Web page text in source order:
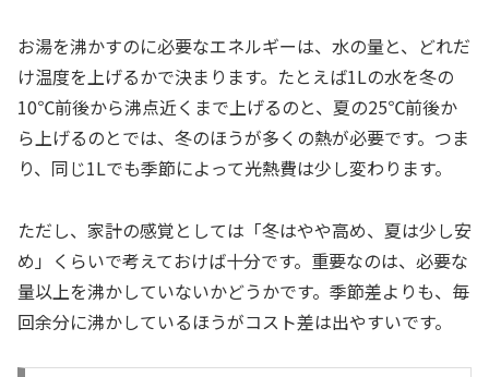
お湯を沸かすのに必要なエネルギーは、水の量と、どれだ
け温度を上げるかで決まります。たとえば1Lの水を冬の
10℃前後から沸点近くまで上げるのと、夏の25℃前後か
ら上げるのとでは、冬のほうが多くの熱が必要です。つま
り、同じ1Lでも季節によって光熱費は少し変わります。
ただし、家計の感覚としては「冬はやや高め、夏は少し安
め」くらいで考えておけば十分です。重要なのは、必要な
量以上を沸かしていないかどうかです。季節差よりも、毎
回余分に沸かしているほうがコスト差は出やすいです。